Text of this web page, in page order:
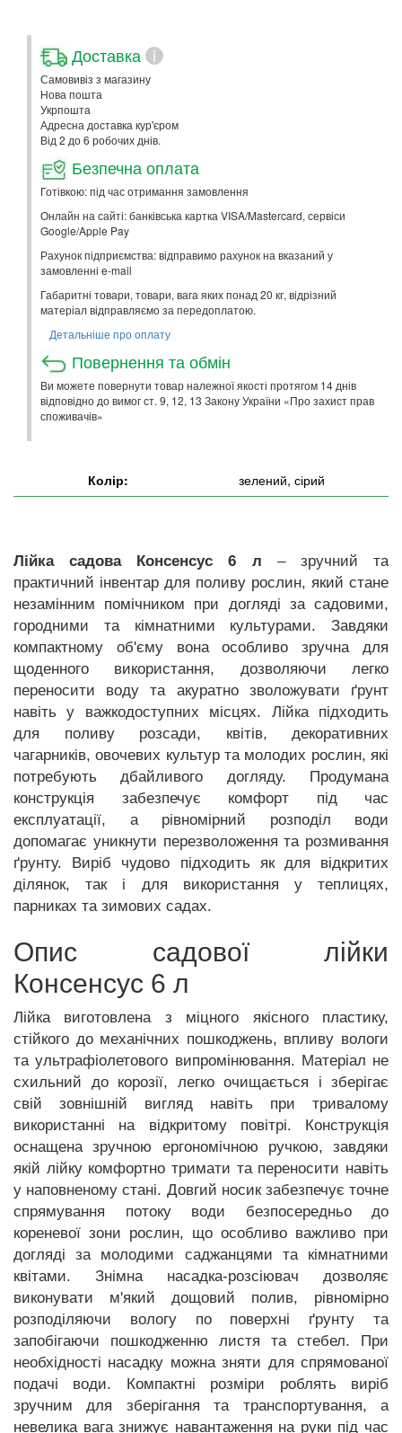
Доставка i
Самовивіз з магазину
Нова пошта
Укрпошта
Адресна доставка кур'єром
Від 2 до 6 робочих днів.
Безпечна оплата
Готівкою: під час отримання замовлення
Онлайн на сайті: банківська картка VISA/Mastercard, сервіси
Google/Apple Pay
Рахунок підприємства: відправимо рахунок на вказаний у
замовленні e-mail
Габаритні товари, товари, вага яких понад 20 кг, відрізний
матеріал відправляємо за передоплатою.
Детальніше про оплату
Повернення та обмін
Ви можете повернути товар належної якості протягом 14 днів
відповідно до вимог ст. 9, 12, 13 Закону України «Про захист прав
споживачів»
Колір: зелений, сірий
Лійка садова Консенсус 6 л – зручний та
практичний інвентар для поливу рослин, який стане
незамінним помічником при догляді за садовими,
городними та кімнатними культурами. Завдяки
компактному об'єму вона особливо зручна для
щоденного використання, дозволяючи легко
переносити воду та акуратно зволожувати ґрунт
навіть у важкодоступних місцях. Лійка підходить
для поливу розсади, квітів, декоративних
чагарників, овочевих культур та молодих рослин, які
потребують дбайливого догляду. Продумана
конструкція забезпечує комфорт під час
експлуатації, а рівномірний розподіл води
допомагає уникнути перезволоження та розмивання
ґрунту. Виріб чудово підходить як для відкритих
ділянок, так і для використання у теплицях,
парниках та зимових садах.
Опис садової лійки
Консенсус 6 л
Лійка виготовлена ​​з міцного якісного пластику,
стійкого до механічних пошкоджень, впливу вологи
та ультрафіолетового випромінювання. Матеріал не
схильний до корозії, легко очищається і зберігає
свій зовнішній вигляд навіть при тривалому
використанні на відкритому повітрі. Конструкція
оснащена зручною ергономічною ручкою, завдяки
якій лійку комфортно тримати та переносити навіть
у наповненому стані. Довгий носик забезпечує точне
спрямування потоку води безпосередньо до
кореневої зони рослин, що особливо важливо при
догляді за молодими саджанцями та кімнатними
квітами. Знімна насадка-розсіювач дозволяє
виконувати м'який дощовий полив, рівномірно
розподіляючи вологу по поверхні ґрунту та
запобігаючи пошкодженню листя та стебел. При
необхідності насадку можна зняти для спрямованої
подачі води. Компактні розміри роблять виріб
зручним для зберігання та транспортування, а
невелика вага знижує навантаження на руки під час